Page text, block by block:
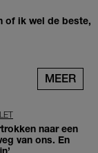
of ik wel de beste,
MEER
naar een
van ons. En